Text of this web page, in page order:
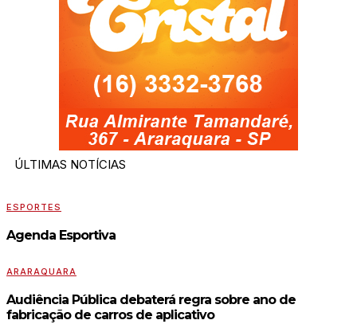
ÚLTIMAS NOTÍCIAS
ESPORTES
Agenda Esportiva
ARARAQUARA
Audiência Pública debaterá regra sobre ano de
fabricação de carros de aplicativo